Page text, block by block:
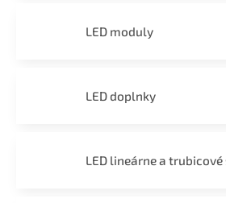
LED moduly
LED doplnky
LED lineárne a